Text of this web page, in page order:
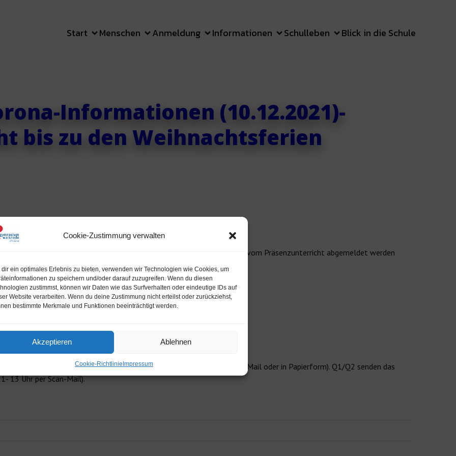
Cookie-Zustimmung verwalten
dir ein optimales Erlebnis zu bieten, verwenden wir Technologien wie Cookies, um
zu speichern und/oder darauf zuzugreifen. Wenn du diesen
zustimmst, können wir Daten wie das Surfverhalten oder eindeutige IDs auf
Website verarbeiten. Wenn du deine Zustimmung nicht erteilst oder zurückziehst,
bestimmte Merkmale und Funktionen beeinträchtigt werden.
Akzeptieren Ablehnen
Cookie-RichtlinieImpressum
Start Menschen Anmeldung Informationen Schulleben Blick in die Schule
Informationen (10.12.2021)-
bis zu den Weihnachtsferien
das Schüerinnien und Schüler für die Tage vom 20.12.-22.12. vom Präsenzunterricht abgemeldet werden
finden sie hier (zum Öffnen bitte klicken):
Sekundarstufe I (Jahrgang 5-10)
Sekundarstufe II Jahrgang 11-13)
bis Donnerstag (16.12.21 – 13 Uhr) bei der Klassenlehrkraft (per Scan-Mail oder in Papierform). Q1/Q2 senden das
13 Uhr per Scan-Mail).